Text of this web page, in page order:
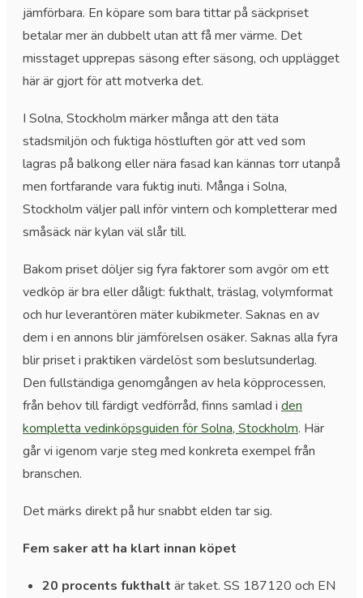
jämförbara. En köpare som bara tittar på säckpriset
betalar mer än dubbelt utan att få mer värme. Det
misstaget upprepas säsong efter säsong, och upplägget
här är gjort för att motverka det.
I Solna, Stockholm märker många att den täta
stadsmiljön och fuktiga höstluften gör att ved som
lagras på balkong eller nära fasad kan kännas torr utanpå
men fortfarande vara fuktig inuti. Många i Solna,
Stockholm väljer pall inför vintern och kompletterar med
småsäck när kylan väl slår till.
Bakom priset döljer sig fyra faktorer som avgör om ett
vedköp är bra eller dåligt: fukthalt, träslag, volymformat
och hur leverantören mäter kubikmeter. Saknas en av
dem i en annons blir jämförelsen osäker. Saknas alla fyra
blir priset i praktiken värdelöst som beslutsunderlag.
Den fullständiga genomgången av hela köpprocessen,
från behov till färdigt vedförråd, finns samlad i den
kompletta vedinköpsguiden för Solna, Stockholm. Här
går vi igenom varje steg med konkreta exempel från
branschen.
Det märks direkt på hur snabbt elden tar sig.
Fem saker att ha klart innan köpet
20 procents fukthalt är taket. SS 187120 och EN